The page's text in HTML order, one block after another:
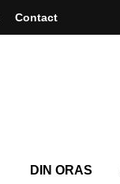
Contact
DIN ORAS